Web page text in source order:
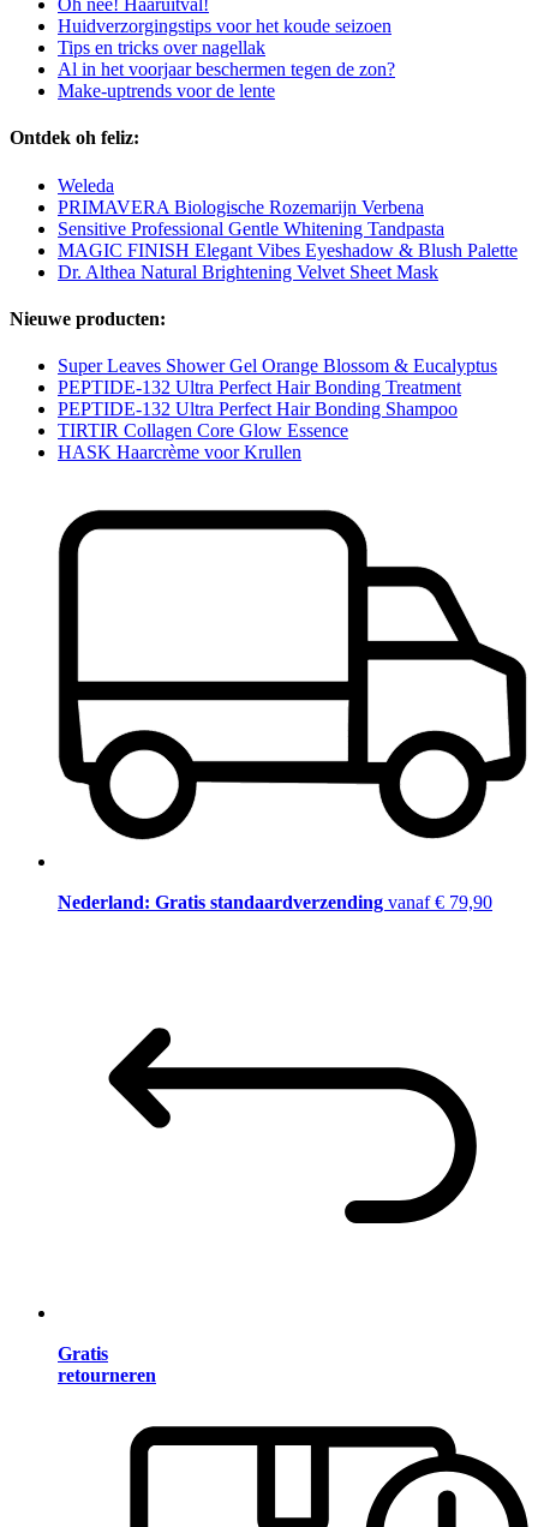
Oh nee! Haaruitval!
Huidverzorgingstips voor het koude seizoen
Tips en tricks over nagellak
Al in het voorjaar beschermen tegen de zon?
Make-uptrends voor de lente
Ontdek oh feliz:
Weleda
PRIMAVERA Biologische Rozemarijn Verbena
Sensitive Professional Gentle Whitening Tandpasta
MAGIC FINISH Elegant Vibes Eyeshadow & Blush Palette
Dr. Althea Natural Brightening Velvet Sheet Mask
Nieuwe producten:
Super Leaves Shower Gel Orange Blossom & Eucalyptus
PEPTIDE-132 Ultra Perfect Hair Bonding Treatment
PEPTIDE-132 Ultra Perfect Hair Bonding Shampoo
TIRTIR Collagen Core Glow Essence
HASK Haarcrème voor Krullen
Nederland: Gratis standaardverzending vanaf € 79,90
Gratis
retourneren